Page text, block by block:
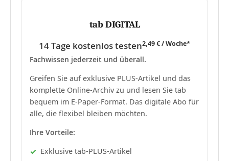
tab DIGITAL
14 Tage kostenlos testen2,49 € / Woche*
Fachwissen jederzeit und überall.
Greifen Sie auf exklusive PLUS-Artikel und das
komplette Online-Archiv zu und lesen Sie tab
bequem im E-Paper-Format. Das digitale Abo für
alle, die flexibel bleiben möchten.
Ihre Vorteile:
Exklusive tab-PLUS-Artikel